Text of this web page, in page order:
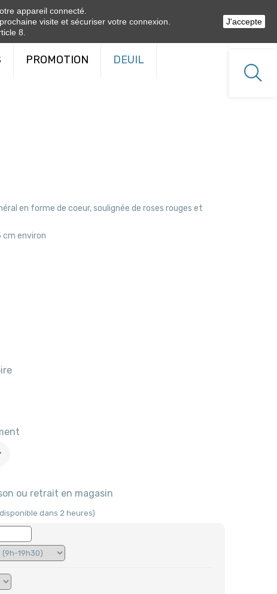
0
PROMOTION DEUIL
en forme de coeur, soulignée de roses rouges et
cm environ
ou retrait en magasin
dans 2 heures)
Sam Dim
appareil connecté.
visite et sécuriser votre connexion.
8.
J'accepte